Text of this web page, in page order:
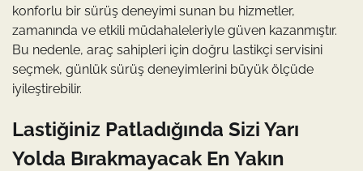
konforlu bir sürüş deneyimi sunan bu hizmetler,
zamanında ve etkili müdahaleleriyle güven kazanmıştır.
Bu nedenle, araç sahipleri için doğru lastikçi servisini
seçmek, günlük sürüş deneyimlerini büyük ölçüde
iyileştirebilir.
Lastiğiniz Patladığında Sizi Yarı
Yolda Bırakmayacak En Yakın